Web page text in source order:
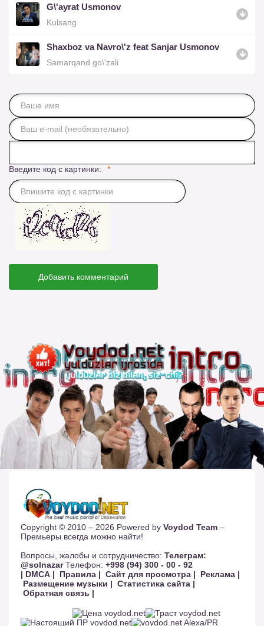
G\'ayrat Usmonov
Kulsang
Shaxboz va Navro\'z feat Sanjar Usmonov
Samarqand go\'zali
Введите код с картинки:
Добавить комментарий
Copyright © 2010 – 2026 Powered by Voydod Team –
Премьеры всегда можно найти!
Вопросы, жалобы и сотрудничество: Телеграм:
@solnazarТелефон: +998 (94) 300 - 00 - 92
| DMCA |
Правила | Сайт для просмотра |
Реклама |
Размещение музыки | Статистика сайта |
Обратная связь |